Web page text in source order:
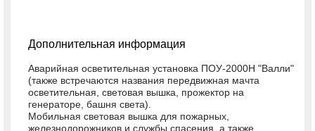
Дополнительная информация
Аварийная осветительная установка ПОУ-2000Н "Валли"
(также встречаются названия передвижная мачта
осветительная, световая вышка, прожектор на
генераторе, башня света).
Мобильная световая вышка для пожарных,
железнодорожников и службы спасения, а также